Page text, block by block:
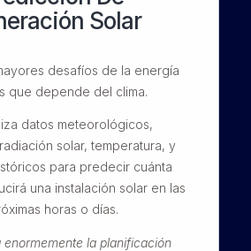
Solar
desafíos de la energía
que depende del clima.
datos meteorológicos,
solar, temperatura, y
para predecir cuánta
una instalación solar en las
horas o días.
enormemente la planificación